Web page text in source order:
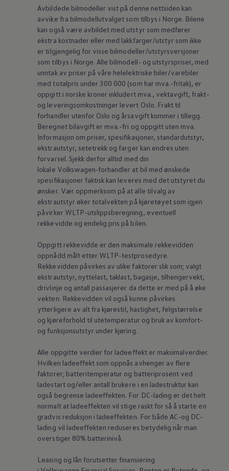
Avbildede bilmodeller vist på denne nettsiden kan
avvike fra bilmodellutvalget som tilbys i Norge. Bilene
kan også være avbildet med utstyr som medfører
ekstra kostnader eller med lakkfarger/utstyr som ikke
er tilgjengelig for visse bilmodeller/utstyrsversjoner
som tilbys i Norge. Alle bilmodell- og utstyrspriser, med
unntak av priser på våre helelektriske biler/varebiler
med totalpris under 300 000 (som har mva.-fritak), er
oppgitt i norske kroner inkludert mva., vektavgift, frakt-
og leveringsomkostninger levert Oslo. Frakt til
forhandler utenfor Oslo og årsavgift kommer i tillegg.
Beregnet bilavgift er mva.-fri og oppgitt uten mva.
Informasjon om priser, spesifikasjoner, standardutstyr,
ekstrautstyr, setetrekk og farger kan endres uten
forvarsel. Sjekk derfor alltid med din
lokale Volkswagen‑forhandler at bil med ønskede
spesifikasjoner faktisk kan leveres med det utstyret du
ønsker. Vær oppmerksom på at alle tilvalg av
ekstrautstyr øker totalvekten på kjøretøyet som igjen
påvirker WLTP-utslippsberegning, eventuell
rekkevidde og endelig pris på bilen.
Oppgitt rekkevidde er den maksimale rekkevidden
oppnådd målt etter WLTP-testprosedyre.
Rekkevidden påvirkes av ulike faktorer slik som; valgt
ekstrautstyr, nyttelast, taklast, bagasje, tilhengervekt,
drivlinje og antall passasjerer da dette er med på å øke
vekten. Rekkevidden vil også kunne påvirkes
ytterligere av alt fra kjørestil, hastighet, felgstørrelse
og kjøreforhold til utetemperatur og bruk av komfort-
og funksjonsutstyr under kjøring.
Alle oppgitte verdier for ladeeffekt er maksimalverdier.
Hvilken ladeeffekt som oppnås avhenger av flere
faktorer; batteritemperatur og batteriprosent ved
ladestart og/eller antall brukere i en ladestruktur kan
også begrense ladeeffekten. For DC-lading er det helt
normalt at ladeeffekten vil stige raskt for så å starte en
gradvis reduksjon i ladeeffekten. For både AC-og DC-
lading vil ladeeffekten reduseres betydelig når man
overstiger 80% batterinivå.
Leasing og lån forutsetter finansiering